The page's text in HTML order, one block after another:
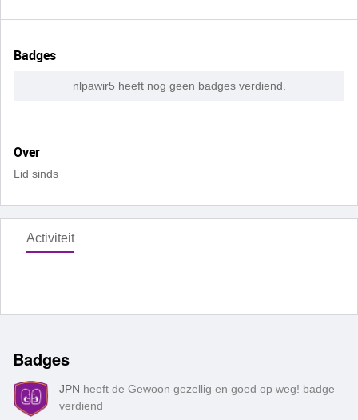
Badges
nlpawir5 heeft nog geen badges verdiend.
Over
Lid sinds
Activiteit
Badges
JPN heeft de Gewoon gezellig en goed op weg! badge
verdiend